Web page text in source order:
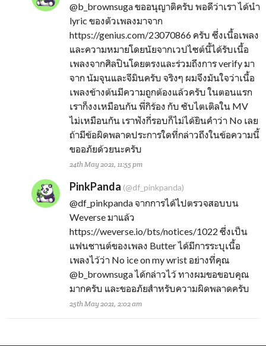
@b_brownsugaขออนุญาติครับ พอดีว่าเรา ได้นำ
lyric ของตัวเพลงมาจาก
https://genius.com/23070866 ครับ ซึ่งเนื้อเพลง
และความหมายโดยนัยจากเวปไซต์นี้ได้รับเนื้อ
เพลงจากศิลปินโดยตรงและร่วมถึงการ verify มา
จาก นัมจุนและจีมินครับ จริงๆ ผมจึงมันใจว่าเนื้อ
เพลงข้างต้นมีความถูกต้องแล้วครับ ในตอนแรก
เราก็งงเหมือนกัน พี่กิร้อง กับ ซับไตเติลใน MV
ไม่เหมือนกัน เราฟังกี่รอบก็ไม่ได้ยินคำว่า No เลย
ถ้ามีข้อผิดพลาดประการใดที่กล่าวถึงในข้อความนี้
ขออภัยด้วยนะครับ
24th May 2021, 11:55 pm
PinkPanda (@df_pinkpanda)
@df_pinkpandaจากการได้ไปตรวจสอบบน
Weverse มาแล้ว
https://weverse.io/bts/notices/1022 ซึ่งเป็น
แฟนชานต์ของเพลง Butter ได้มีการระบุเนื้อ
เพลงไว้ว่า No ice on my wrist อย่างที่คุณ
@b_brownsugaได้กล่าวไว้ ทางผมขอขอบคุณ
มากครับ และขออภัยสำหรับความผิดพลาดครับ
25th May 2021, 2:02 am